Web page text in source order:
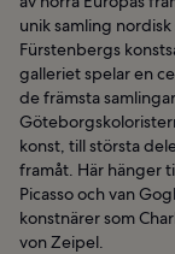
unik samling
Fürstenbergs
galleriet spelar en
de främsta
konst, till största
framåt. Här hänger
Picasso och van
konstnärer som
von Zeipel.